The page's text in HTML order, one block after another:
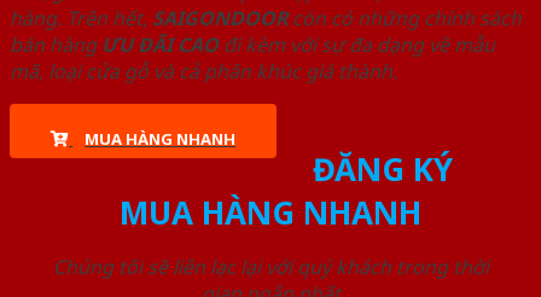
hàng. Trên hết, SAIGONDOORcòn có những chính sách
bán hàng ƯU ĐÃI CAOđi kèm với sự đa dạng về mẫu
mã, loại cửa gỗ và cả phân khúc giá thành.
MUA HÀNG NHANH
ĐĂNG KÝ
MUA HÀNG NHANH
Chúng tôi sẽ liên lạc lại với quý khách trong thời